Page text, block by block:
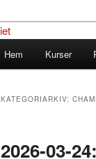
Hem Kurser
KATEGORIARKIV:
2026-03-